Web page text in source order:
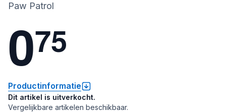
Paw Patrol
075
Productinformatie
Dit artikel is uitverkocht.
Vergelijkbare artikelen beschikbaar.